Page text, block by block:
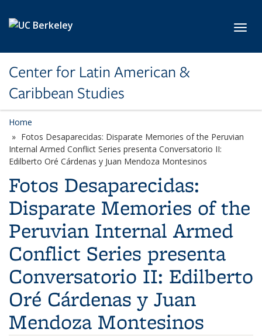
Center for Latin American &
Caribbean Studies
Home
Fotos Desaparecidas: Disparate Memories of the Peruvian
Internal Armed Conflict Series presenta Conversatorio II:
Edilberto Oré Cárdenas y Juan Mendoza Montesinos
Fotos Desaparecidas:
Disparate Memories of the
Peruvian Internal Armed
Conflict Series presenta
Conversatorio II: Edilberto
Oré Cárdenas y Juan
Mendoza Montesinos